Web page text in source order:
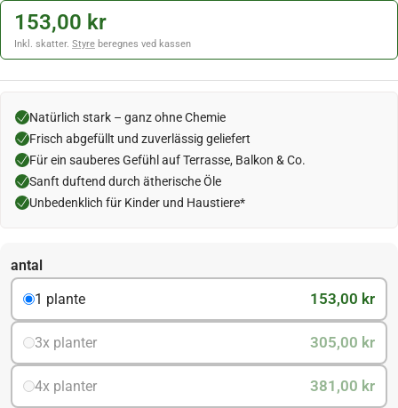
153,00 kr
Inkl. skatter. Styre beregnes ved kassen
Natürlich stark – ganz ohne Chemie
Frisch abgefüllt und zuverlässig geliefert
Für ein sauberes Gefühl auf Terrasse, Balkon & Co.
Sanft duftend durch ätherische Öle
Unbedenklich für Kinder und Haustiere*
antal
1 plante
153,00 kr
3x planter 305,00 kr
4x planter 381,00 kr